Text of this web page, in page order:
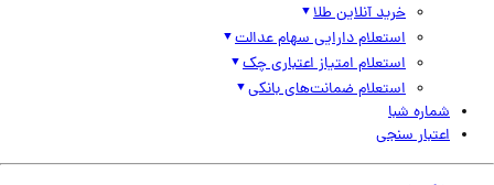
خرید آنلاین طلا
استعلام دارایی سهام عدالت
استعلام امتیاز اعتباری چک
استعلام ضمانت‌های بانکی
شماره شبا
اعتبار سنجی